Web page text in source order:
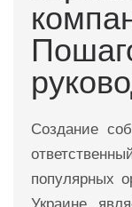
Создание
популярных